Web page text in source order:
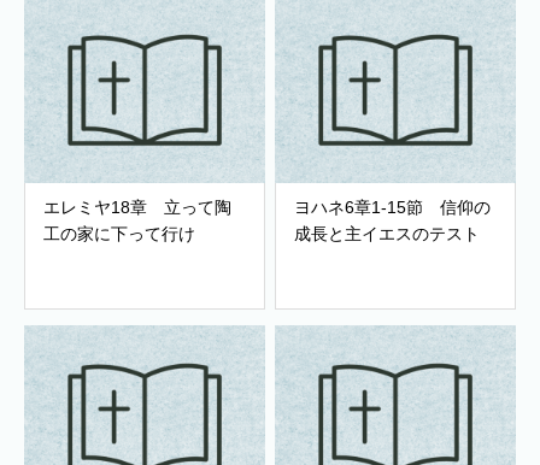
エレミヤ18章 立って陶
工の家に下って行け
ヨハネ6章1-15節 信仰の
成長と主イエスのテスト